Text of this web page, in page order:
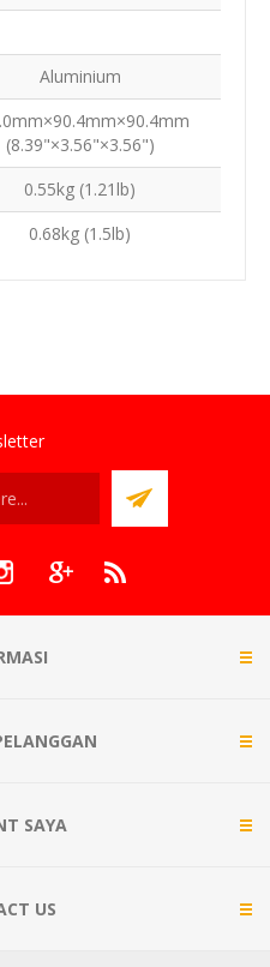
Aluminium
(8.39"×3.56"×3.56")
0.55kg (1.21lb)
0.68kg (1.5lb)
SAYA
US